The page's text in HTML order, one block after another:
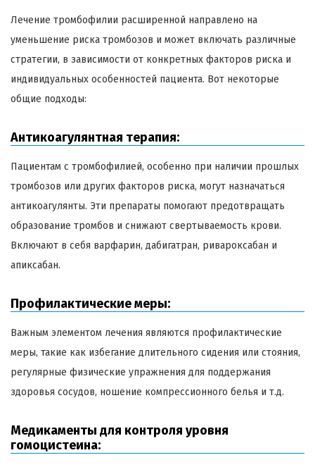
Лечение тромбофилии расширенной направлено на
уменьшение риска тромбозов и может включать различные
стратегии, в зависимости от конкретных факторов риска и
индивидуальных особенностей пациента. Вот некоторые
общие подходы:
Антикоагулянтная терапия:
Пациентам с тромбофилией, особенно при наличии прошлых
тромбозов или других факторов риска, могут назначаться
антикоагулянты. Эти препараты помогают предотвращать
образование тромбов и снижают свертываемость крови.
Включают в себя варфарин, дабигатран, ривароксабан и
апиксабан.
Профилактические меры:
Важным элементом лечения являются профилактические
меры, такие как избегание длительного сидения или стояния,
регулярные физические упражнения для поддержания
здоровья сосудов, ношение компрессионного белья и т.д.
Медикаменты для контроля уровня
гомоцистеина: